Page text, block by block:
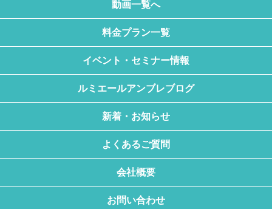
動画一覧へ
料金プラン一覧
イベント・セミナー情報
ルミエールアンブレブログ
新着・お知らせ
よくあるご質問
会社概要
お問い合わせ